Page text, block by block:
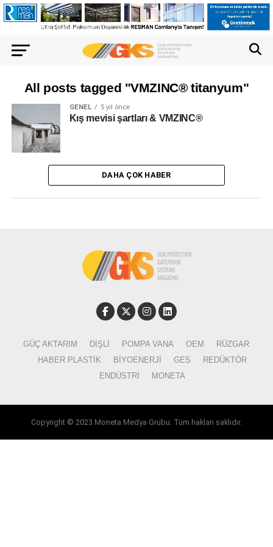
All posts tagged "VMZINC® titanyum"
GENEL 5 yıl önce
Kış mevisi şartları & VMZINC®
DAHA ÇOK HABER
GÜÇ AKTARIM DIŞLI POMPA VANA OEM
RÜZGAR
HABER PLASTIK
BIYOENERJI GES
REDÜKTÖR
ENDÜSTRI
MONETA
Copyright © 2023 Moneta Medya Grubu. Tüm hakları saklıdır.